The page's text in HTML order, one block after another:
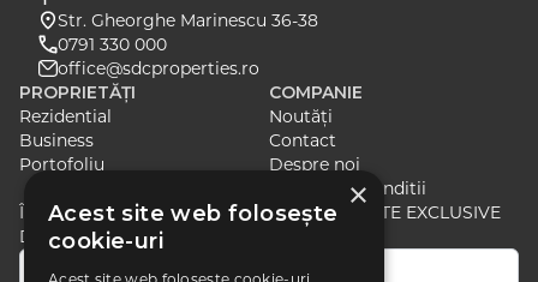
Str. Gheorghe Marinescu 36-38
0791 330 000
office@sdcproperties.ro
PROPRIETĂȚI
Rezidential
Business
Portofoliu
COMPANIE
Noutăți
Contact
Despre noi
Termeni si Conditii
ÎNSCRIE-TE PENTRU A PRIMI ȘTIRI ȘI OFERTE EXCLUSIVE
DESPRE CELE MAI RECENTE LANSĂRI
×
Acest site web folosește
cookie-uri